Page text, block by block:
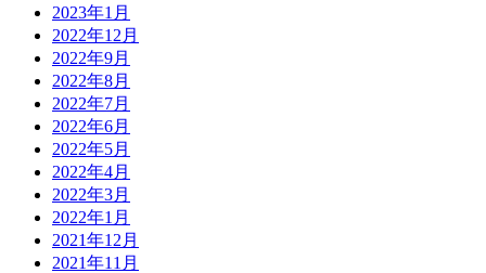
2023年1月
2022年12月
2022年9月
2022年8月
2022年7月
2022年6月
2022年5月
2022年4月
2022年3月
2022年1月
2021年12月
2021年11月